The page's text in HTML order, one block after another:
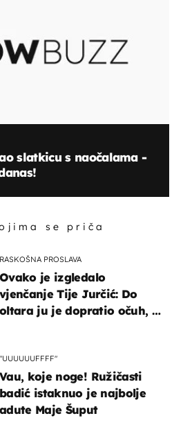
slatkicu s naočalama -
se priča
RASKOŠNA PROSLAVA
Ovako je izgledalo
vjenčanje Tije Jurčić: Do
oltara ju je dopratio očuh, a
"UUUUUUFFFF"
Vau, koje noge! Ružičasti
badić istaknuo je najbolje
adute Maje Šuput